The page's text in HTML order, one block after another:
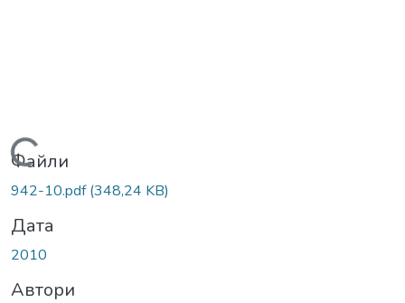
Вантажиться...
Файли
942-10.pdf(348,24 KB)
Дата
2010
Автори